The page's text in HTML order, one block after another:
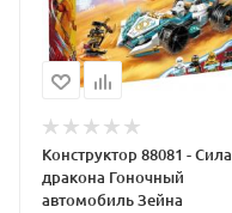
Конструктор 88081 - Сила
дракона Гоночный
автомобиль Зейна